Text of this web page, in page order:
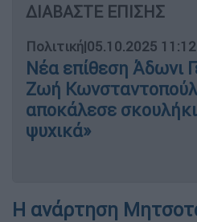
ΔΙΑΒΑΣΤΕ ΕΠΙΣΗΣ
Πολιτική|05.10.2025 11:12
Νέα επίθεση Άδωνι
Ζωή
αποκάλεσε
ψυχικά»
Η ανάρτηση